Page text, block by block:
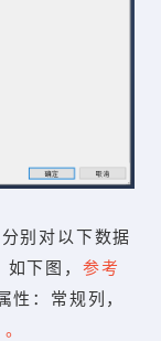
别对以下数据
下图， 参考
性：常规列，